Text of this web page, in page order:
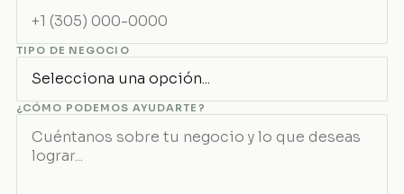
TIPO DE NEGOCIO
¿CÓMO PODEMOS AYUDARTE?